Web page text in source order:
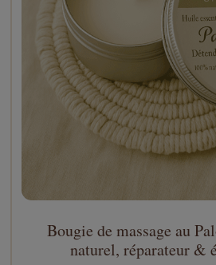
Bougie de massage au
naturel, réparateur &